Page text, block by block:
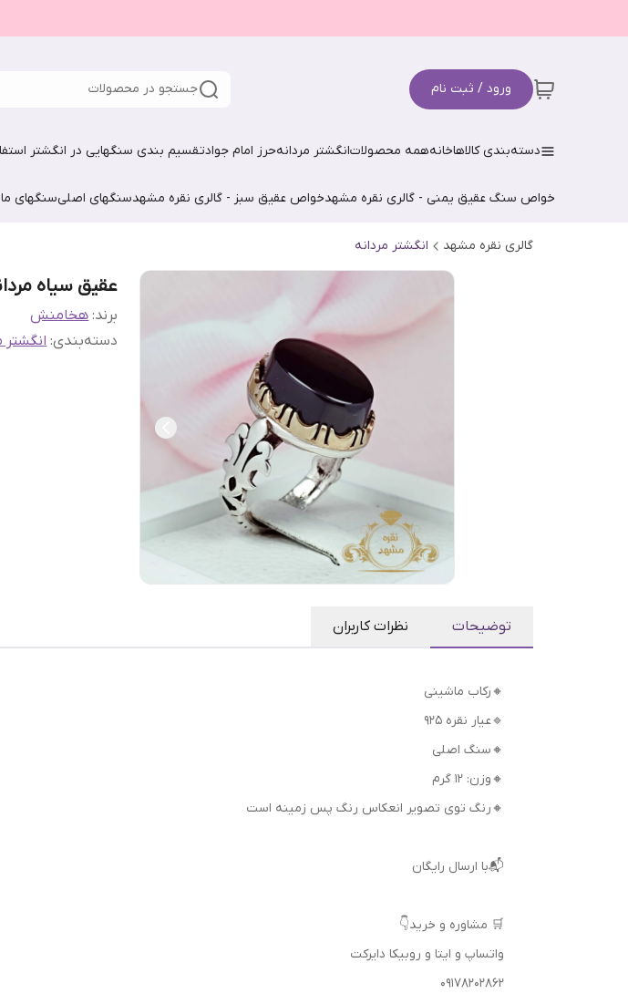
ورود / ثبت نام جستجو در محصولات
دسته‌بندی کالاهاخانههمه محصولاتانگشتر مردانهحرز امام جوادتقسیم بندی سنگهایی در انگشتر
خواص سنگ عقیق یمنی - گالری نقره مشهدخواص عقیق سبز - گالری نقره مشهدسنگهای اصلیسنگهای
گالری نقره مشهد انگشتر مردانه
عقیق سیاه
برند: هخامنش
دسته‌بندی:انگشتر
توضیحات نظرات کاربران
🔸رکاب ماشینی
🔹عیار نقره 925
🔸سنگ اصلی
🔸وزن: ۱۲ گرم
🔸رنگ توی تصویر انعکاس رنگ پس زمینه است
📬با ارسال رایگان
🛒 مشاوره و خرید👇
واتساپ و ایتا و روبیکا دایرکت
09178202862